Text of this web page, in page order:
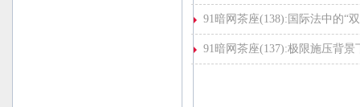
91暗网茶座(138):国际法中的“
91暗网茶座(137):极限施压背